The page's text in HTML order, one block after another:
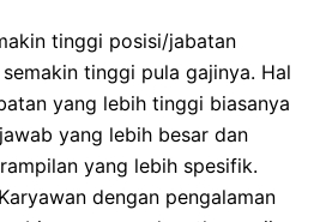
tinggi posisi/jabatan
tinggi pula gajinya. Hal
yang lebih tinggi biasanya
yang lebih besar dan
yang lebih spesifik.
dengan pengalaman